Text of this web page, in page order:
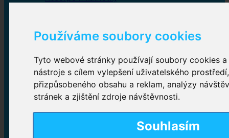
Používáme soubory cookies
Tyto webové stránky používají soubory cookies
nástroje s cílem vylepšení uživatelského
přizpůsobeného obsahu a reklam, analýzy
stránek a zjištění zdroje návštěvnosti.
Souhlasím
Inkontinenční kalhotky
Plenkové kalhotky navlékací,Plenkové kalhotky
zalepovací,Inkontinenční kalhotky dámské